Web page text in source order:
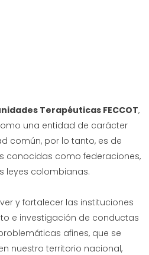
Terapéuticas FECCOT,
una entidad de carácter
común, por lo tanto, es de
conocidas como federaciones,
leyes colombianas.
y fortalecer las instituciones
e investigación de conductas
afines, que se
nuestro territorio nacional,